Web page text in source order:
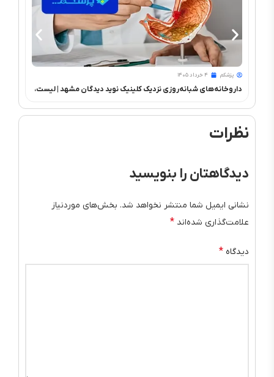
پزشکم ۴ خرداد ۱۴۰۵
داروخانه‌های شبانه‌روزی نزدیک کلینیک نوید دیدگان مشهد | لیست،
نظرات
دیدگاهتان را بنویسید
نشانی ایمیل شما منتشر نخواهد شد. بخش‌های موردنیاز
علامت‌گذاری شده‌اند *
دیدگاه *